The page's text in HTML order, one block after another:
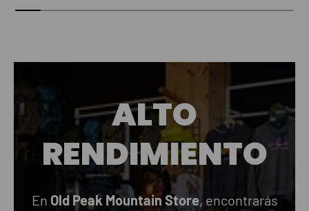
ALTO
RENDIMIENTO
En Old Peak Mountain Store, encontrarás